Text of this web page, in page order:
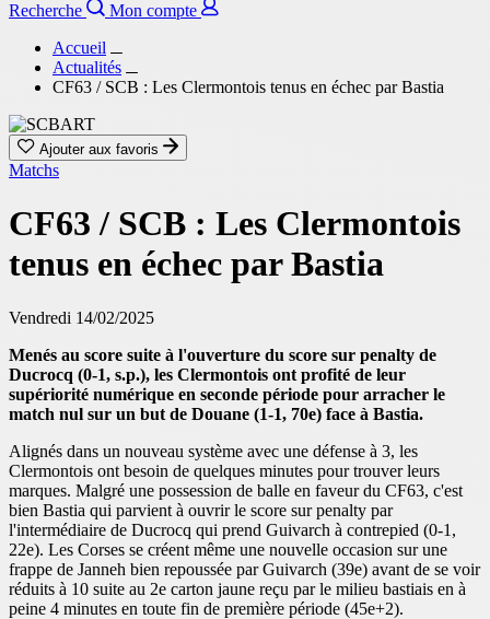
Recherche
Mon compte
Accueil
Actualités
CF63 / SCB : Les Clermontois tenus en échec par Bastia
Ajouter aux favoris
Matchs
CF63 / SCB : Les Clermontois
tenus en échec par Bastia
Vendredi 14/02/2025
Menés au score suite à l'ouverture du score sur penalty de
Ducrocq (0-1, s.p.), les Clermontois ont profité de leur
supériorité numérique en seconde période pour arracher le
match nul sur un but de Douane (1-1, 70e) face à Bastia.
Alignés dans un nouveau système avec une défense à 3, les
Clermontois ont besoin de quelques minutes pour trouver leurs
marques. Malgré une possession de balle en faveur du CF63, c'est
bien Bastia qui parvient à ouvrir le score sur penalty par
l'intermédiaire de Ducrocq qui prend Guivarch à contrepied (0-1,
22e). Les Corses se créent même une nouvelle occasion sur une
frappe de Janneh bien repoussée par Guivarch (39e) avant de se voir
réduits à 10 suite au 2e carton jaune reçu par le milieu bastiais en à
peine 4 minutes en toute fin de première période (45e+2).